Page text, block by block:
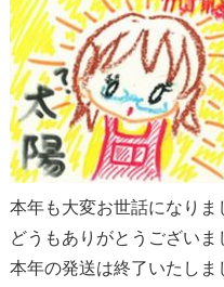
本年も大変お世話になりま
どうもありがとうございま
本年の発送は終了いたしま